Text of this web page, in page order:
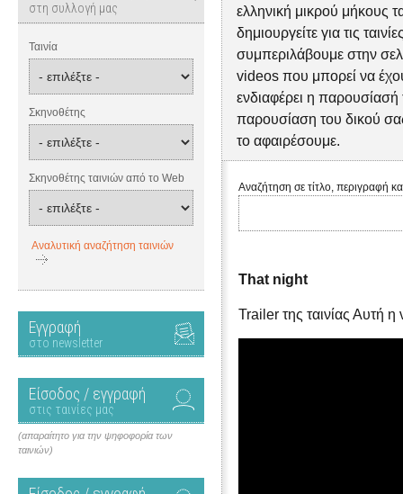
στη συλλογή μας
Ταινία
Σκηνοθέτης
Σκηνοθέτης ταινιών από το Web
Αναλυτική αναζήτηση ταινιών
Εγγραφή
στο newsletter
Είσοδος / εγγραφή
στις ταινίες μας
(απαραίτητο για την ψηφοφορία των
ταινιών)
ελληνική μικρού μήκους
δημιουργείτε για τις
συμπεριλάβουμε στην
videos που μπορεί να
ενδιαφέρει η παρουσίασή
παρουσίαση του δικού
το αφαιρέσουμε.
Αναζήτηση σε τίτλο, περιγραφή
That night
Trailer της ταινίας Αυτή η